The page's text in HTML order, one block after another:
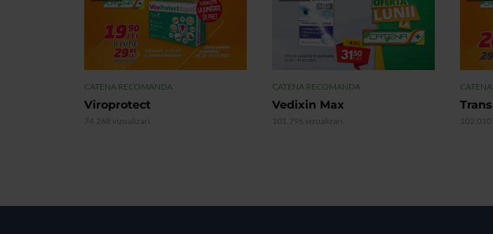
CATENA RECOMANDA
Viroprotect
74.268 vizualizari
CATENA RECOMANDA
Vedixin Max
101.796 vizualizari